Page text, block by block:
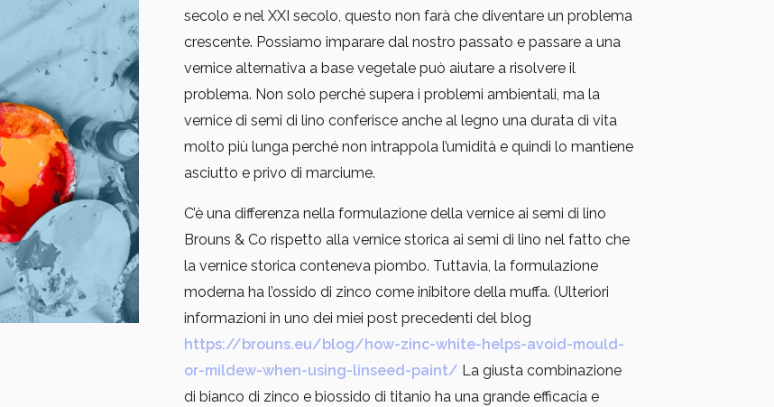
secolo e nel XXI secolo, questo non farà che diventare un problema
crescente. Possiamo imparare dal nostro passato e passare a una
vernice alternativa a base vegetale può aiutare a risolvere il
problema. Non solo perché supera i problemi ambientali, ma la
vernice di semi di lino conferisce anche al legno una durata di vita
molto più lunga perché non intrappola l’umidità e quindi lo mantiene
asciutto e privo di marciume.
C’è una differenza nella formulazione della vernice ai semi di lino
Brouns & Co rispetto alla vernice storica ai semi di lino nel fatto che
la vernice storica conteneva piombo. Tuttavia, la formulazione
moderna ha l’ossido di zinco come inibitore della muffa. (Ulteriori
informazioni in uno dei miei post precedenti del blog
https://brouns.eu/blog/how-zinc-white-helps-avoid-mould-
or-mildew-when-using-linseed-paint/ La giusta combinazione
di bianco di zinco e biossido di titanio ha una grande efficacia e